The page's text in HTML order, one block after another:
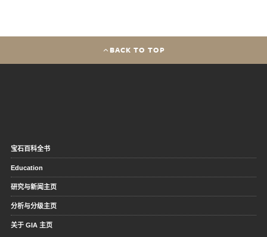
BACK TO TOP
宝石百科全书
Education
研究与新闻主页
分析与分级主页
关于 GIA 主页